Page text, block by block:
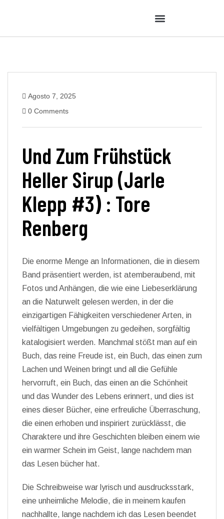
Agosto 7, 2025
0 Comments
Und Zum Frühstück
Heller Sirup (Jarle
Klepp #3) : Tore
Renberg
Die enorme Menge an Informationen, die in diesem
Band präsentiert werden, ist atemberaubend, mit
Fotos und Anhängen, die wie eine Liebeserklärung
an die Naturwelt gelesen werden, in der die
einzigartigen Fähigkeiten verschiedener Arten, in
vielfältigen Umgebungen zu gedeihen, sorgfältig
katalogisiert werden. Manchmal stößt man auf ein
Buch, das reine Freude ist, ein Buch, das einen zum
Lachen und Weinen bringt und all die Gefühle
hervorruft, ein Buch, das einen an die Schönheit
und das Wunder des Lebens erinnert, und dies ist
eines dieser Bücher, eine erfreuliche Überraschung,
die einen erhoben und inspiriert zurücklässt, die
Charaktere und ihre Geschichten bleiben einem wie
ein warmer Schein im Geist, lange nachdem man
das Lesen bücher hat.
Die Schreibweise war lyrisch und ausdrucksstark,
eine unheimliche Melodie, die in meinem kaufen
nachhallte, lange nachdem ich das Lesen beendet